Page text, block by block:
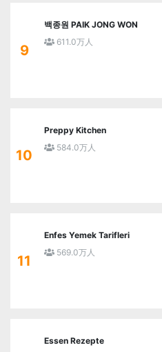
9
백종원 PAIK JONG WON
611.0万人
10
Preppy Kitchen
584.0万人
11
Enfes Yemek Tarifleri
569.0万人
Essen Rezepte